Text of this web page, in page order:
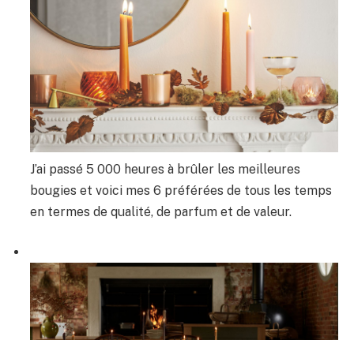
J’ai passé 5 000 heures à brûler les meilleures
bougies et voici mes 6 préférées de tous les temps
en termes de qualité, de parfum et de valeur.